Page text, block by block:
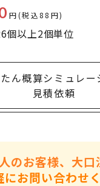
円(税込88円)
個以上2個単位
ん概算シミュレー
見積依頼
のお客様、大口
にお問い合わせ